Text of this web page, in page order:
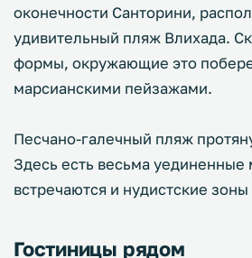
оконечности Санторини,
удивительный пляж Влихада.
формы, окружающие это
марсианскими пейзажами.
Песчано-галечный пляж
Здесь есть весьма уединенные
встречаются и нудистские зоны
Гостиницы рядом